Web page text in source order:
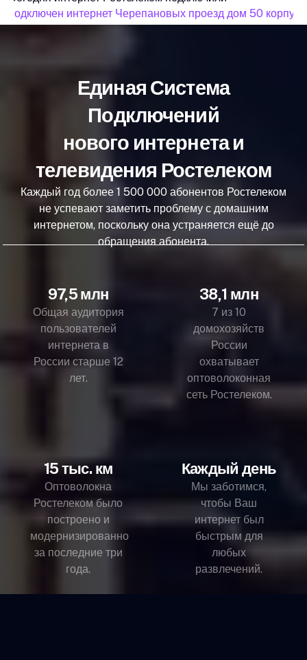
подключен интернет Черепановых проезд дом 50 корпус
Единая Система
Подключений
нового интернета и
телевидения Ростелеком
Каждый год более 1 500 000 абонентов Ростелеком
не успевают заметить проблему с домашним
интернетом, поскольку она устраняется ещё до
обращения абонента.
97,5 млн
Общая аудитория
пользователей
интернета в
России старше 12
лет.
38,1 млн
7 из 10
домохозяйств
России
охватывает
оптоволоконная
сеть Ростелеком.
15 тыс. км
Оптоволокна
Ростелеком было
построено и
модернизированно
за последние три
года.
Каждый день
Мы заботимся,
чтобы Ваш
интернет был
быстрым для
любых
развлечений.